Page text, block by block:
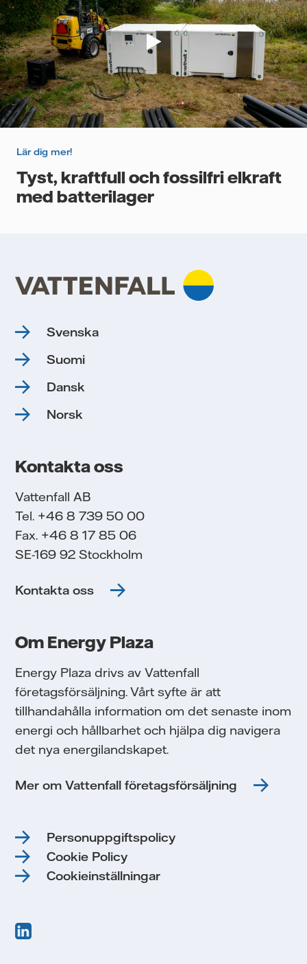
Lär dig mer!
Tyst, kraftfull och fossilfri elkraft
med batterilager
Svenska
Suomi
Dansk
Norsk
Kontakta oss
Vattenfall AB
Tel. +46 8 739 50 00
Fax. +46 8 17 85 06
SE-169 92 Stockholm
Kontakta oss
Om Energy Plaza
Energy Plaza drivs av Vattenfall
företagsförsäljning. Vårt syfte är att
tillhandahålla information om det senaste inom
energi och hållbarhet och hjälpa dig navigera
det nya energilandskapet.
Mer om Vattenfall företagsförsäljning
Personuppgiftspolicy
Cookie Policy
Cookieinställningar